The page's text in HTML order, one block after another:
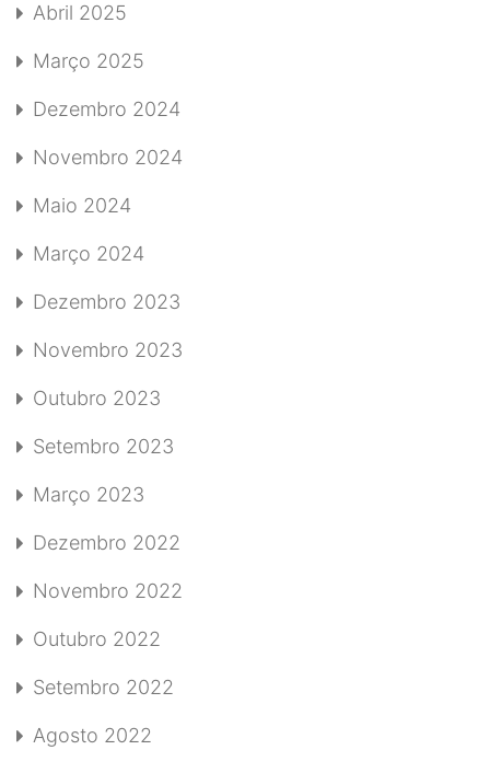
Abril 2025
Março 2025
Dezembro 2024
Novembro 2024
Maio 2024
Março 2024
Dezembro 2023
Novembro 2023
Outubro 2023
Setembro 2023
Março 2023
Dezembro 2022
Novembro 2022
Outubro 2022
Setembro 2022
Agosto 2022